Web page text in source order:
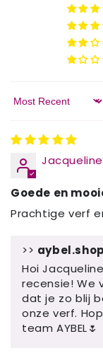
Sort by
Goede en
Prachtige verf
>> aybel.shop
Hoi
recensie! We
dat je zo blij
onze verf.
team AYBEL🌷